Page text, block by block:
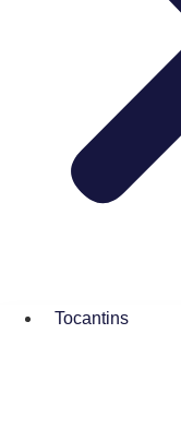
Tocantins